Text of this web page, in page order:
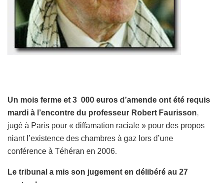
Un mois ferme et 3 000 euros d’amende ont été requis
mardi à l’encontre du professeur Robert Faurisson,
jugé à Paris pour « diffamation raciale » pour des propos
niant l’existence des chambres à gaz lors d’une
conférence à Téhéran en 2006.
Le tribunal a mis son jugement en délibéré au 27